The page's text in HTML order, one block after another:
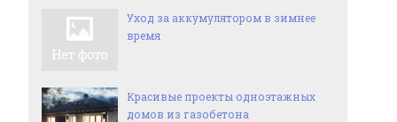
Уход за аккумулятором в зимнее
время
Красивые проекты одноэтажных
домов из газобетона